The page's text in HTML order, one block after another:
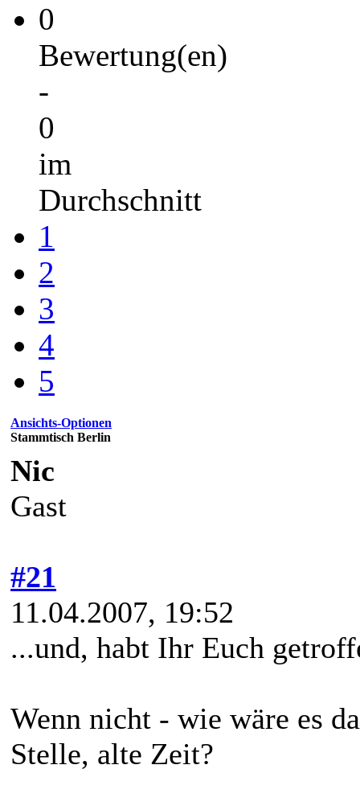
0
Bewertung(en)
-
0
im
Durchschnitt
1
2
3
4
5
Ansichts-Optionen
Stammtisch Berlin
Nic
Gast
#21
11.04.2007, 19:52
...und, habt Ihr Euch
Wenn nicht - wie wäre es
Stelle, alte Zeit?